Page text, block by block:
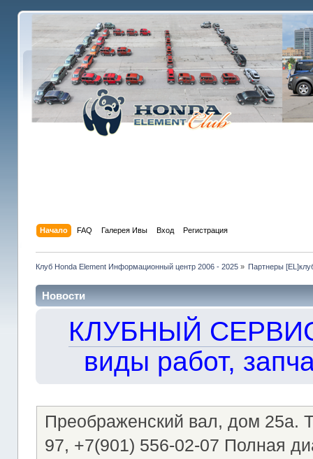
Начало FAQ Галерея Ивы Вход Регистрация
Клуб Honda Element Информационный центр 2006 - 2025» Партнеры
Новости
КЛУБНЫЙ
виды работ,
Преображенский вал, дом 25а.
97, +7(901) 556-02-07 Полная